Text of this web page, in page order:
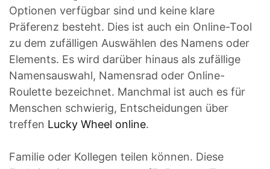
Optionen verfügbar sind und keine klare
Präferenz besteht. Dies ist auch ein Online-Tool
zu dem zufälligen Auswählen des Namens oder
Elements. Es wird darüber hinaus als zufällige
Namensauswahl, Namensrad oder Online-
Roulette bezeichnet. Manchmal ist auch es für
Menschen schwierig, Entscheidungen über
treffen Lucky Wheel online.
Familie oder Kollegen teilen können. Diese